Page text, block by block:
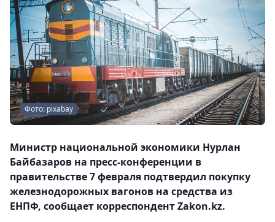
Фото: pixabay
Министр национальной экономики Нурлан
Байбазаров на пресс-конференции в
правительстве 7 февраля подтвердил покупку
железнодорожных вагонов на средства из
ЕНПФ, сообщает корреспондент Zakon.kz.